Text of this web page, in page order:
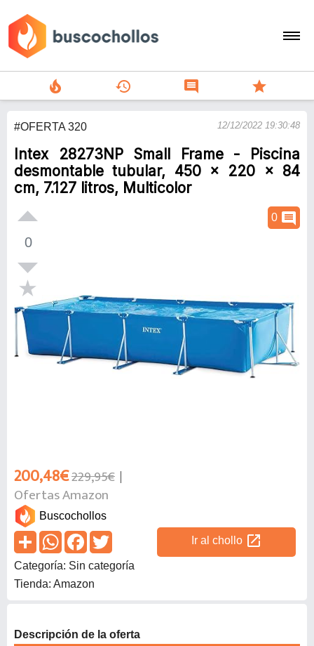
search
person
add
Menu
local_fire_department history comment star
#OFERTA 320 12/12/2022 19:30:48
Intex 28273NP Small Frame - Piscina
desmontable tubular, 450 x 220 x 84
cm, 7.127 litros, Multicolor
0
0 comment
200,48€229,95€
Ofertas Amazon
Buscochollos
Ir al chollo open_in_new
Categoría: Sin categoría
Tienda: Amazon
Descripción de la oferta